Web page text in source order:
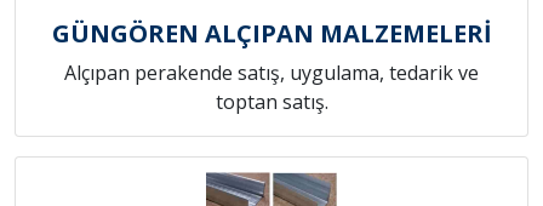
GÜNGÖREN ALÇIPAN MALZEMELERİ
Alçıpan perakende satış, uygulama, tedarik ve
toptan satış.